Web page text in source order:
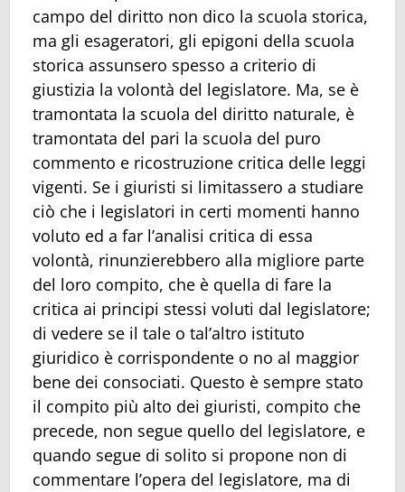
campo del diritto non dico la scuola storica,
ma gli esageratori, gli epigoni della scuola
storica assunsero spesso a criterio di
giustizia la volontà del legislatore. Ma, se è
tramontata la scuola del diritto naturale, è
tramontata del pari la scuola del puro
commento e ricostruzione critica delle leggi
vigenti. Se i giuristi si limitassero a studiare
ciò che i legislatori in certi momenti hanno
voluto ed a far l’analisi critica di essa
volontà, rinunzierebbero alla migliore parte
del loro compito, che è quella di fare la
critica ai principi stessi voluti dal legislatore;
di vedere se il tale o tal’altro istituto
giuridico è corrispondente o no al maggior
bene dei consociati. Questo è sempre stato
il compito più alto dei giuristi, compito che
precede, non segue quello del legislatore, e
quando segue di solito si propone non di
commentare l’opera del legislatore, ma di